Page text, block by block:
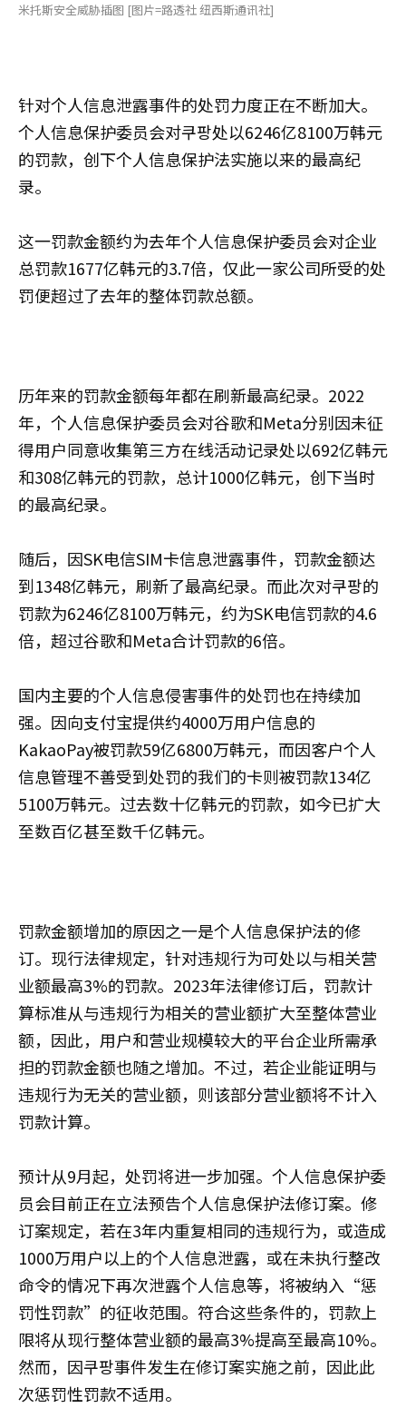
米托斯安全威胁插图 [图片=路透社 纽西斯通讯社]
针对个人信息泄露事件的处罚力度正在不断加大。
个人信息保护委员会对쿠팡处以6246亿8100万韩元
的罚款，创下个人信息保护法实施以来的最高纪
录。
这一罚款金额约为去年个人信息保护委员会对企业
总罚款1677亿韩元的3.7倍，仅此一家公司所受的处
罚便超过了去年的整体罚款总额。
历年来的罚款金额每年都在刷新最高纪录。2022
年，个人信息保护委员会对谷歌和Meta分别因未征
得用户同意收集第三方在线活动记录处以692亿韩元
和308亿韩元的罚款，总计1000亿韩元，创下当时
的最高纪录。
随后，因SK电信SIM卡信息泄露事件，罚款金额达
到1348亿韩元，刷新了最高纪录。而此次对쿠팡的
罚款为6246亿8100万韩元，约为SK电信罚款的4.6
倍，超过谷歌和Meta合计罚款的6倍。
国内主要的个人信息侵害事件的处罚也在持续加
强。因向支付宝提供约4000万用户信息的
KakaoPay被罚款59亿6800万韩元，而因客户个人
信息管理不善受到处罚的我们的卡则被罚款134亿
5100万韩元。过去数十亿韩元的罚款，如今已扩大
至数百亿甚至数千亿韩元。
罚款金额增加的原因之一是个人信息保护法的修
订。现行法律规定，针对违规行为可处以与相关营
业额最高3%的罚款。2023年法律修订后，罚款计
算标准从与违规行为相关的营业额扩大至整体营业
额，因此，用户和营业规模较大的平台企业所需承
担的罚款金额也随之增加。不过，若企业能证明与
违规行为无关的营业额，则该部分营业额将不计入
罚款计算。
预计从9月起，处罚将进一步加强。个人信息保护委
员会目前正在立法预告个人信息保护法修订案。修
订案规定，若在3年内重复相同的违规行为，或造成
1000万用户以上的个人信息泄露，或在未执行整改
命令的情况下再次泄露个人信息等，将被纳入“惩
罚性罚款”的征收范围。符合这些条件的，罚款上
限将从现行整体营业额的最高3%提高至最高10%。
然而，因쿠팡事件发生在修订案实施之前，因此此
次惩罚性罚款不适用。